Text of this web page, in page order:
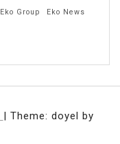
Eko Group Eko News
| Theme: doyel by